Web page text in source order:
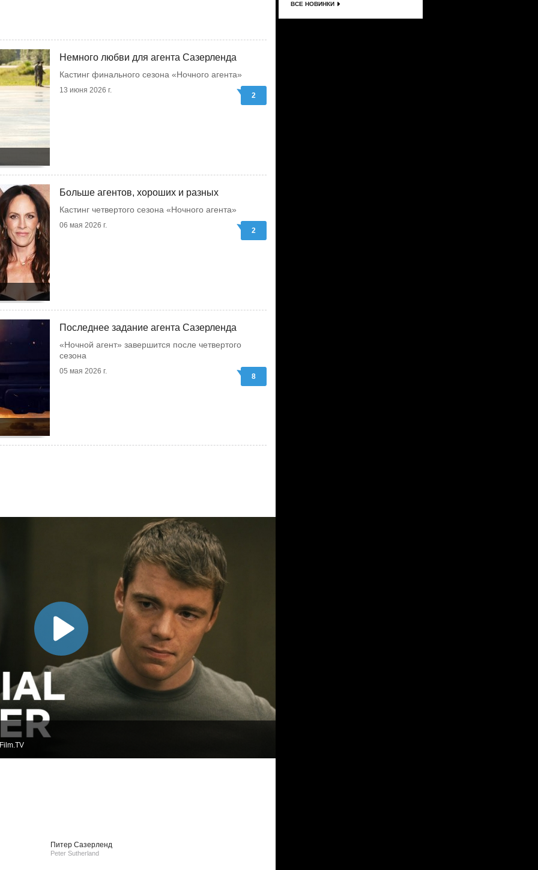
Немного любви для агента Сазерленда
Кастинг финального сезона «Ночного агента»
13 июня 2026 г.
2
Больше агентов, хороших и разных
Кастинг четвертого сезона «Ночного агента»
06 мая 2026 г.
2
Последнее задание агента Сазерленда
«Ночной агент» завершится после четвертого
сезона
05 мая 2026 г.
8
Питер Сазерленд
Peter Sutherland
ВСЕ НОВИНКИ